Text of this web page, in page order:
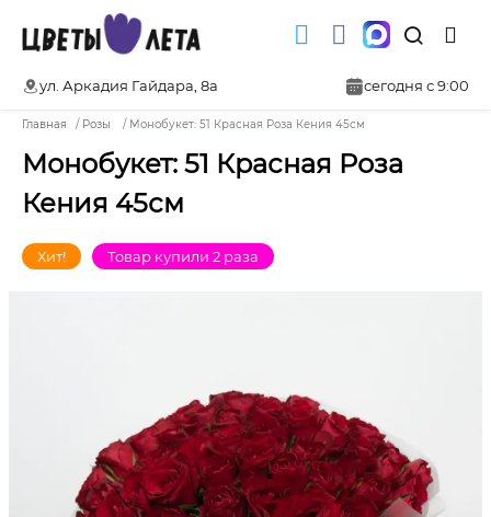
ул. Аркадия Гайдара, 8а сегодня с 9:00
Главная Розы Монобукет: 51 Красная Роза Кения 45см
Монобукет: 51 Красная Роза
Кения 45см
Хит! Товар купили 2 раза